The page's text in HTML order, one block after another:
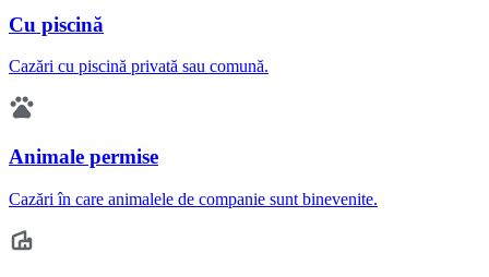
Cu piscină
Cazări cu piscină privată sau comună.
Animale permise
Cazări în care animalele de companie sunt binevenite.